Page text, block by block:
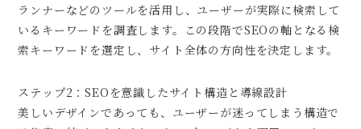
ランナーなどのツールを活用し、ユーザーが実際に検索して
いるキーワードを調査します。この段階でSEOの軸となる検
索キーワードを選定し、サイト全体の方向性を決定します。
ステップ2：SEOを意識したサイト構造と導線設計
美しいデザインであっても、ユーザーが迷ってしまう構造で